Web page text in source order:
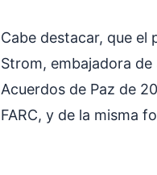
Cabe destacar, que el
Strom, embajadora
Acuerdos de Paz de
FARC, y de la misma